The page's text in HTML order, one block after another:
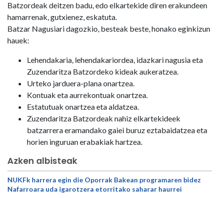
Batzordeak deitzen badu, edo elkartekide diren erakundeen
hamarrenak, gutxienez, eskatuta.
Batzar Nagusiari dagozkio, besteak beste, honako eginkizun
hauek:
Lehendakaria, lehendakariordea, idazkari nagusia eta
Zuzendaritza Batzordeko kideak aukeratzea.
Urteko jarduera-plana onartzea.
Kontuak eta aurrekontuak onartzea.
Estatutuak onartzea eta aldatzea.
Zuzendaritza Batzordeak nahiz elkartekideek
batzarrera eramandako gaiei buruz eztabaidatzea eta
horien inguruan erabakiak hartzea.
Azken albisteak
NUKFk harrera egin die Oporrak Bakean programaren bidez
Nafarroara uda igarotzera etorritako saharar haurrei